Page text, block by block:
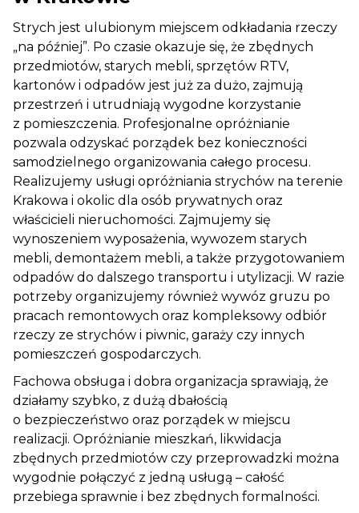
Strych jest ulubionym miejscem odkładania rzeczy
„na później”. Po czasie okazuje się, że zbędnych
przedmiotów, starych mebli, sprzętów RTV,
kartonów i odpadów jest już za dużo, zajmują
przestrzeń i utrudniają wygodne korzystanie
z pomieszczenia. Profesjonalne opróżnianie
pozwala odzyskać porządek bez konieczności
samodzielnego organizowania całego procesu.
Realizujemy usługi opróżniania strychów na terenie
Krakowa i okolic dla osób prywatnych oraz
właścicieli nieruchomości. Zajmujemy się
wynoszeniem wyposażenia, wywozem starych
mebli, demontażem mebli, a także przygotowaniem
odpadów do dalszego transportu i utylizacji. W razie
potrzeby organizujemy również wywóz gruzu po
pracach remontowych oraz kompleksowy odbiór
rzeczy ze strychów i piwnic, garaży czy innych
pomieszczeń gospodarczych.
Fachowa obsługa i dobra organizacja sprawiają, że
działamy szybko, z dużą dbałością
o bezpieczeństwo oraz porządek w miejscu
realizacji. Opróżnianie mieszkań, likwidacja
zbędnych przedmiotów czy przeprowadzki można
wygodnie połączyć z jedną usługą – całość
przebiega sprawnie i bez zbędnych formalności.